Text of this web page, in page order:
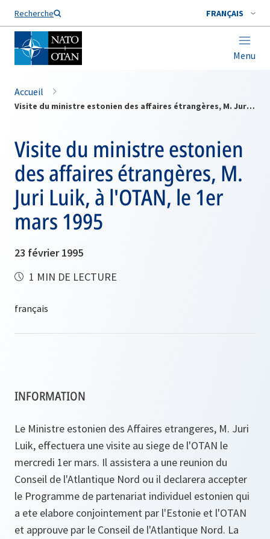
Recherche FRANÇAIS
Menu
Nom de famille*
Accueil
Visite du ministre estonien des affaires étrangères, M. Juri Luik, à l'OTAN, le 1er mars 1995
Visite du ministre estonien
des affaires étrangères, M.
Juri Luik, à l'OTAN, le 1er
mars 1995
23 février 1995
1 MIN DE LECTURE
INFORMATION
Le Ministre estonien des Affaires etrangeres, M. Juri
Luik, effectuera une visite au siege de l'OTAN le
mercredi 1er mars. Il assistera a une reunion du
Conseil de l'Atlantique Nord ou il declarera accepter
le Programme de partenariat individuel estonien qui
a ete elabore conjointement par l'Estonie et l'OTAN
et approuve par le Conseil de l'Atlantique Nord. La